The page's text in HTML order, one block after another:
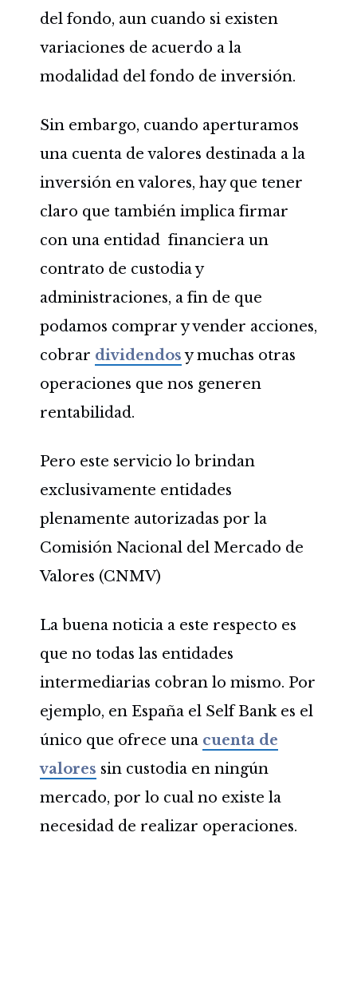
del fondo, aun cuando si existen
variaciones de acuerdo a la
modalidad del fondo de inversión.
Sin embargo, cuando aperturamos
una cuenta de valores destinada a la
inversión en valores, hay que tener
claro que también implica firmar
con una entidad financiera un
contrato de custodia y
administraciones, a fin de que
podamos comprar y vender acciones,
cobrar dividendosy muchas otras
operaciones que nos generen
rentabilidad.
Pero este servicio lo brindan
exclusivamente entidades
plenamente autorizadas por la
Comisión Nacional del Mercado de
Valores (CNMV)
La buena noticia a este respecto es
que no todas las entidades
intermediarias cobran lo mismo. Por
ejemplo, en España el Self Bank es el
único que ofrece una cuenta de
valores sin custodia en ningún
mercado, por lo cual no existe la
necesidad de realizar operaciones.